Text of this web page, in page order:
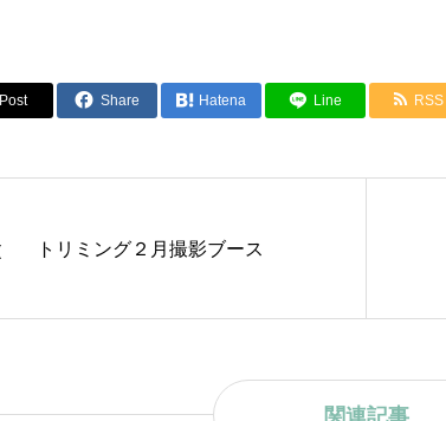
Post Share Hatena Line RSS
トリミング２月撮影ブース
関連記事